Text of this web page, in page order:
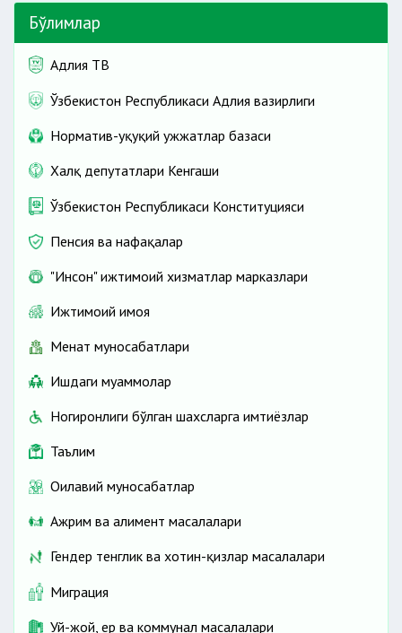
Бўлимлар
Адлия ТВ
Ўзбекистон Республикаси Адлия вазирлиги
Норматив-ҳуқуқий ҳужжатлар базаси
Халқ депутатлари Кенгаши
Ўзбекистон Республикаси Конституцияси
Пенсия ва нафақалар
"Инсон" ижтимоий хизматлар марказлари
Ижтимоий ҳимоя
Меҳнат муносабатлари
Ишдаги муаммолар
Ногиронлиги бўлган шахсларга имтиёзлар
Таълим
Оилавий муносабатлар
Ажрим ва алимент масалалари
Гендер тенглик ва хотин-қизлар масалалари
Миграция
Уй-жой, ер ва коммунал масалалари